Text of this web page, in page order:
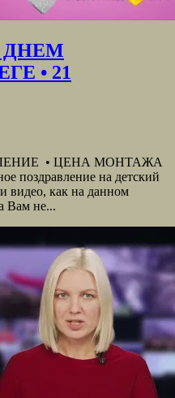
ДНЕМ
• 21
• ЦЕНА МОНТАЖА
поздравление на детский
видео, как на данном
Вам не...